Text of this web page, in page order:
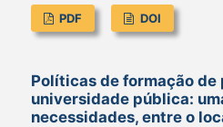
PDF DOI
Políticas de formação de
universidade pública:
necessidades, entre o